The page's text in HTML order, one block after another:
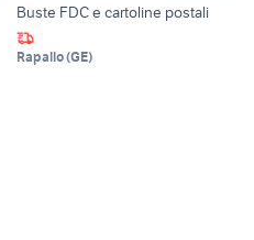
Buste FDC e cartoline postali
Rapallo(GE)